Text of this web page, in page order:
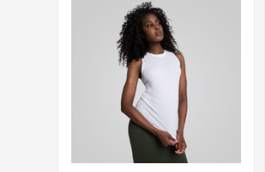
Mac Duggal
最高2%返利
6126人成功下单
Biōkreativ